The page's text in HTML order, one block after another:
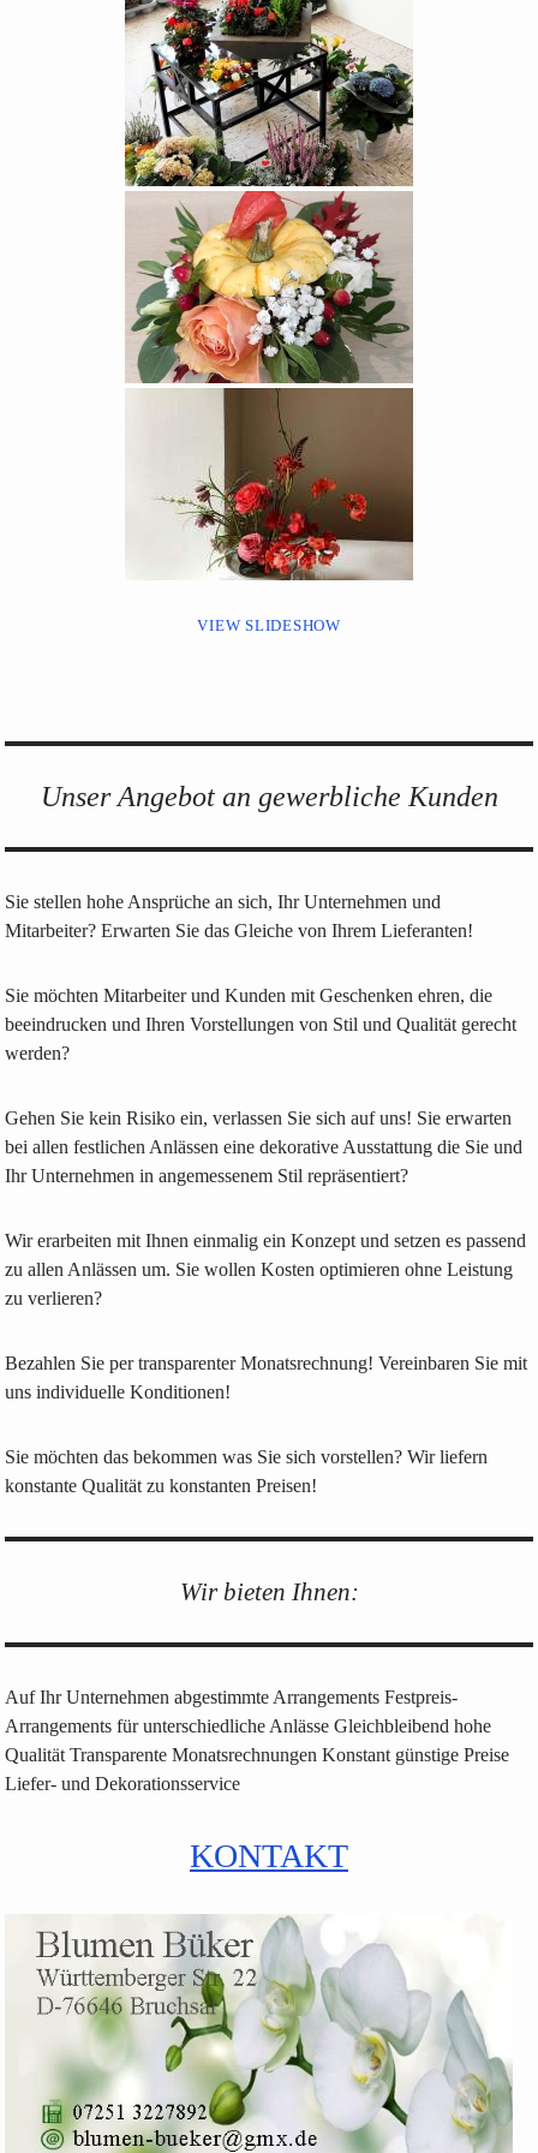
VIEW SLIDESHOW
Unser Angebot an gewerbliche Kunden
Sie stellen hohe Ansprüche an sich, Ihr Unternehmen und
Mitarbeiter? Erwarten Sie das Gleiche von Ihrem Lieferanten!
Sie möchten Mitarbeiter und Kunden mit Geschenken ehren, die
beeindrucken und Ihren Vorstellungen von Stil und Qualität gerecht
werden?
Gehen Sie kein Risiko ein, verlassen Sie sich auf uns! Sie erwarten
bei allen festlichen Anlässen eine dekorative Ausstattung die Sie und
Ihr Unternehmen in angemessenem Stil repräsentiert?
Wir erarbeiten mit Ihnen einmalig ein Konzept und setzen es passend
zu allen Anlässen um. Sie wollen Kosten optimieren ohne Leistung
zu verlieren?
Bezahlen Sie per transparenter Monatsrechnung! Vereinbaren Sie mit
uns individuelle Konditionen!
Sie möchten das bekommen was Sie sich vorstellen? Wir liefern
konstante Qualität zu konstanten Preisen!
Wir bieten Ihnen:
Auf Ihr Unternehmen abgestimmte Arrangements Festpreis-
Arrangements für unterschiedliche Anlässe Gleichbleibend hohe
Qualität Transparente Monatsrechnungen Konstant günstige Preise
Liefer- und Dekorationsservice
KONTAKT